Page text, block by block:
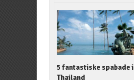
5 fantastiske spabade i
Thailand